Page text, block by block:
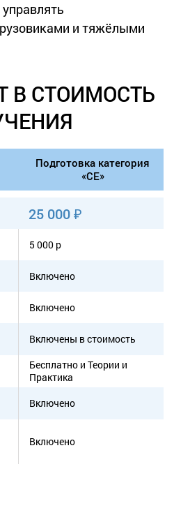
и тяжёлыми
В СТОИМОСТЬ
Подготовка категория
«CE»
25 000 ₽
5 000 р
Включено
Включено
Включены в стоимость
Бесплатно и Теории и
Практика
Включено
Включено